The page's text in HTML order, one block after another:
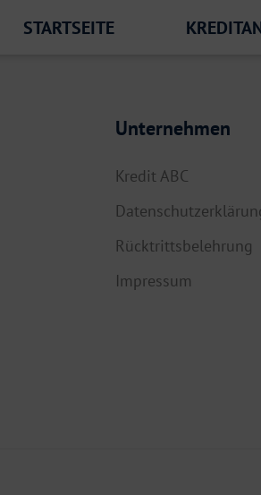
STARTSEITE
Unternehmen
Kredit ABC
Rücktrittsbelehrung
Impressum